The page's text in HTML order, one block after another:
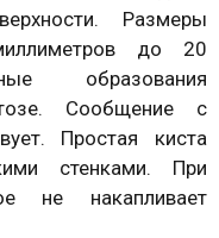
Размеры
до 20
образования
Сообщение с
Простая киста
стенками. При
не накапливает